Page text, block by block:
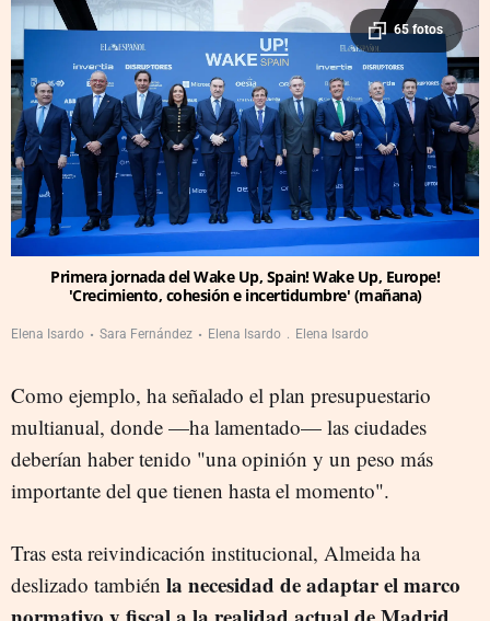
65 fotos
Primera jornada del Wake Up, Spain! Wake Up, Europe!
'Crecimiento, cohesión e incertidumbre' (mañana)
Elena Isardo Sara Fernández Elena Isardo Elena Isardo
Como ejemplo, ha señalado el plan presupuestario
multianual, donde —ha lamentado— las ciudades
deberían haber tenido "una opinión y un peso más
importante del que tienen hasta el momento".
Tras esta reivindicación institucional, Almeida ha
deslizado también la necesidad de adaptar el marco